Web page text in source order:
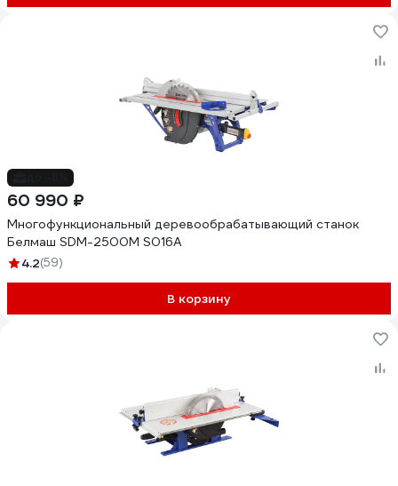
60 990 ₽
Многофункциональный деревообрабатывающий станок
Белмаш SDM-2500M S016A
4.2(59)
В корзину